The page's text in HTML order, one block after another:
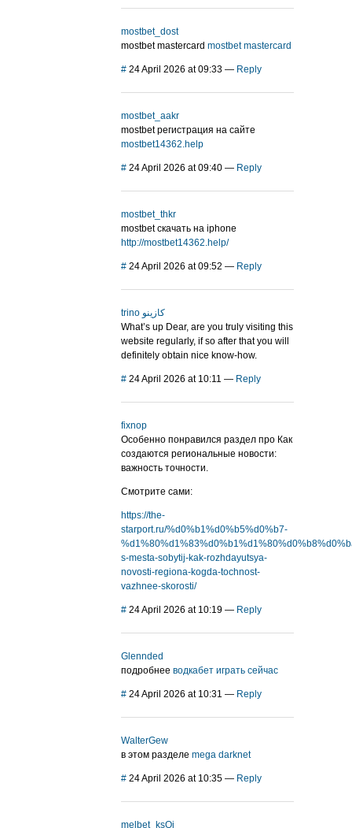
mostbet_dost
mostbet mastercard mostbet mastercard
# 24 April 2026 at 09:33 — Reply
mostbet_aakr
mostbet регистрация на сайте
mostbet14362.help
# 24 April 2026 at 09:40 — Reply
mostbet_thkr
mostbet скачать на iphone
http://mostbet14362.help/
# 24 April 2026 at 09:52 — Reply
trino كازينو
What’s up Dear, are you truly visiting this
website regularly, if so after that you will
definitely obtain nice know-how.
# 24 April 2026 at 10:11 — Reply
fixnop
Особенно понравился раздел про Как
создаются региональные новости:
важность точности.
Смотрите сами:
https://the-
starport.ru/%d0%b1%d0%b5%d0%b7-
s-mesta-sobytij-kak-rozhdayutsya-
novosti-regiona-kogda-tochnost-
vazhnee-skorosti/
# 24 April 2026 at 10:19 — Reply
Glennded
подробнее водкабет играть сейчас
# 24 April 2026 at 10:31 — Reply
WalterGew
в этом разделе mega darknet
# 24 April 2026 at 10:35 — Reply
melbet_ksOi